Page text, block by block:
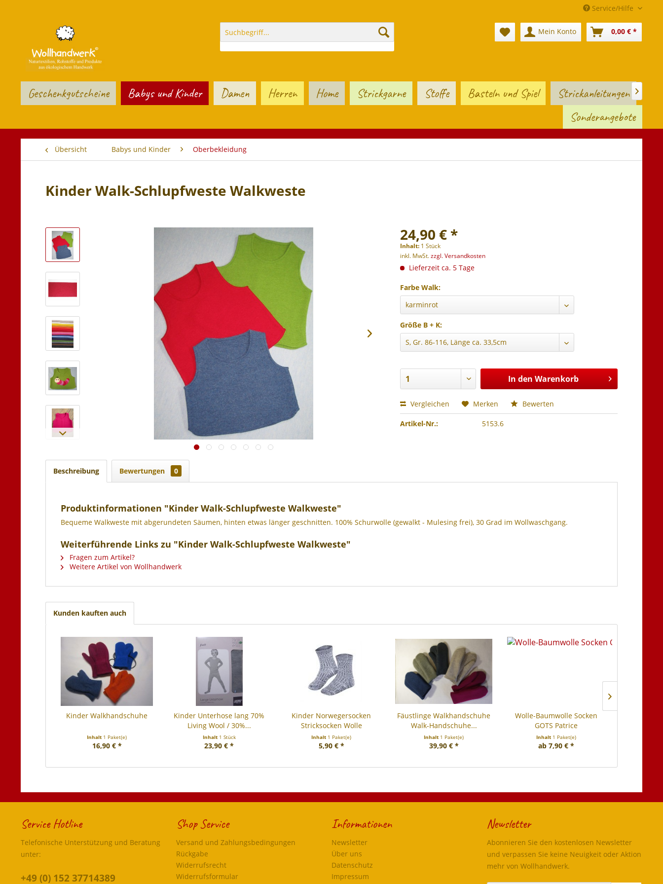
Service/Hilfe
Mein Konto 0,00 € *
Geschenkgutscheine Babys und Kinder Damen Herren Home Strickgarne Stoffe Basteln und Spiel
Strickanleitungen
Sonderangebote

Übersicht Babys und Kinder Oberbekleidung
Kinder Walk-Schlupfweste Walkweste
24,90 € *
Inhalt: 1 Stück
inkl. MwSt.zzgl. Versandkosten
Lieferzeit ca. 5 Tage
Farbe Walk:
Größe B + K:
In den Warenkorb
Vergleichen Merken Bewerten
Artikel-Nr.: 5153.6
Beschreibung Bewertungen 0
Produktinformationen "Kinder Walk-Schlupfweste Walkweste"
Bequeme Walkweste mit abgerundeten Säumen, hinten etwas länger geschnitten. 100% Schurwolle (gewalkt - Mulesing frei), 30 Grad im Wollwaschgang.
Weiterführende Links zu "Kinder Walk-Schlupfweste Walkweste"
Fragen zum Artikel?
Weitere Artikel von Wollhandwerk
Kunden kauften auch
Kinder Walkhandschuhe
Inhalt 1 Paket(e)
16,90 € *
Kinder Unterhose lang 70%
Living Wool / 30%...
Inhalt 1 Stück
23,90 € *
Kinder Norwegersocken
Stricksocken Wolle
Inhalt 1 Paket(e)
5,90 € *
Fäustlinge Walkhandschuhe
Walk-Handschuhe...
Inhalt 1 Paket(e)
39,90 € *
Wolle-Baumwolle Socken
GOTS Patrice
Inhalt 1 Paket(e)
ab 7,90 € *
Service Hotline
Telefonische Unterstützung und Beratung
unter:
+49 (0) 152 37714389
Shop Service
Versand und Zahlungsbedingungen
Rückgabe
Widerrufsrecht
Widerrufsformular
Informationen
Newsletter
Über uns
Datenschutz
Impressum
Newsletter
Abonnieren Sie den kostenlosen Newsletter
und verpassen Sie keine Neuigkeit oder Aktion
mehr von Wollhandwerk.